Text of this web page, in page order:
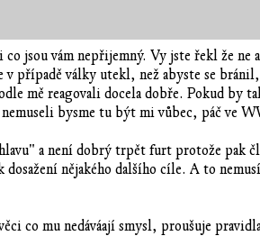
jsou vám nepřijemný. Vy jste řekl že ne
případě války utekl, než abyste se
mě reagovali docela dobře. Pokud by
nemuseli bysme tu být mi vůbec, páč ve
a není dobrý trpět furt protože pak
nějakého dalšího cíle. A to
co mu nedáváají smysl, proušuje